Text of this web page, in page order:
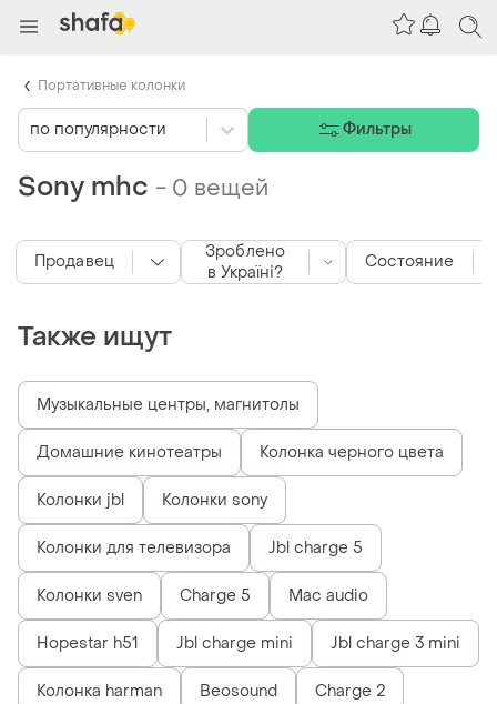
Sony mhc - 0 вещей
Также ищут
Музыкальные центры, магнитолы
Домашние кинотеатры Колонка черного цвета
Колонки jbl Колонки sony
Колонки для телевизора Jbl charge 5
Колонки sven Charge 5 Mac audio
Hopestar h51 Jbl charge mini Jbl charge 3 mini
Колонка harman Beosound Charge 2
Продавец
Зроблено
в Україні?
Состояние
по популярности Фильтры
Портативные колонки